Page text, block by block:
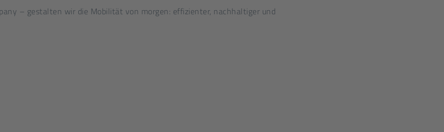
– gestalten wir die Mobilität von morgen: effizienter, nachhaltiger und